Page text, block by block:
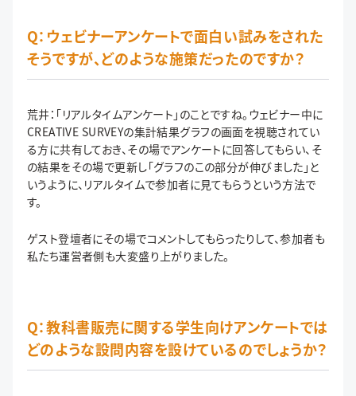
Q：ウェビナーアンケートで面白い試みをされた
そうですが、どのような施策だったのですか？
荒井：「リアルタイムアンケート」のことですね。ウェビナー中に
CREATIVE SURVEYの集計結果グラフの画面を視聴されてい
る方に共有しておき、その場でアンケートに回答してもらい、そ
の結果をその場で更新し「グラフのこの部分が伸びました」と
いうように、リアルタイムで参加者に見てもらうという方法で
す。
ゲスト登壇者にその場でコメントしてもらったりして、参加者も
私たち運営者側も大変盛り上がりました。
Q：教科書販売に関する学生向けアンケートでは
どのような設問内容を設けているのでしょうか？